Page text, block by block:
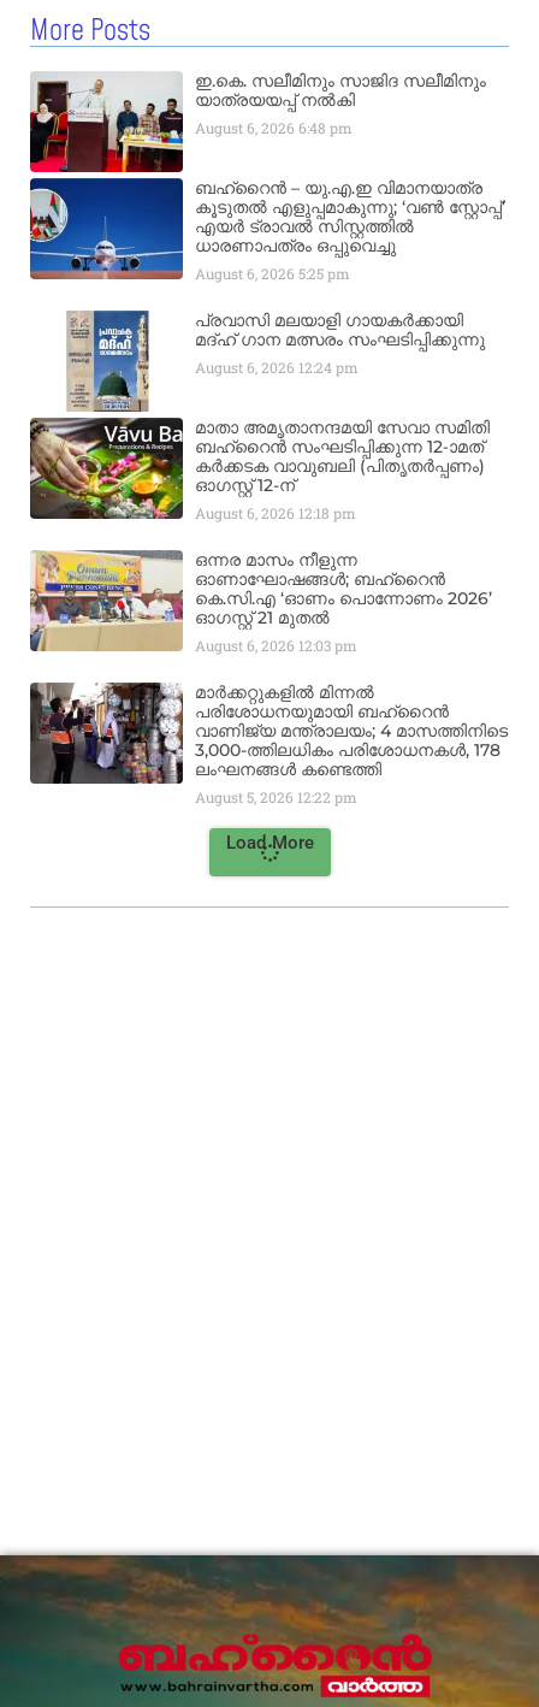
More Posts
ഇ.കെ. സലീമിനും സാജിദ സലീമിനും
യാത്രയയപ്പ് നൽകി
August 6, 20266:48 pm
ബഹ്‌റൈൻ – യു.എ.ഇ വിമാനയാത്ര
കൂടുതൽ എളുപ്പമാകുന്നു; ‘വൺ സ്റ്റോപ്പ്’
എയർ ട്രാവൽ സിസ്റ്റത്തിൽ
ധാരണാപത്രം ഒപ്പുവെച്ചു
August 6, 20265:25 pm
പ്രവാസി മലയാളി ഗായകർക്കായി
മദ്ഹ് ഗാന മത്സരം സംഘടിപ്പിക്കുന്നു
August 6, 2026 12:24 pm
മാതാ അമൃതാനന്ദമയി സേവാ സമിതി
ബഹ്‌റൈൻ സംഘടിപ്പിക്കുന്ന 12-ാമത്
കർക്കടക വാവുബലി (പിതൃതർപ്പണം)
ഓഗസ്റ്റ് 12-ന്
August 6, 2026 12:18 pm
ഒന്നര മാസം നീളുന്ന
ഓണാഘോഷങ്ങൾ; ബഹ്‌റൈൻ
കെ.സി.എ ‘ഓണം പൊന്നോണം 2026’
ഓഗസ്റ്റ് 21 മുതൽ
August 6, 2026 12:03 pm
മാർക്കറ്റുകളിൽ മിന്നൽ
പരിശോധനയുമായി ബഹ്‌റൈൻ
വാണിജ്യ മന്ത്രാലയം; 4 മാസത്തിനിടെ
3,000-ത്തിലധികം പരിശോധനകൾ, 178
ലംഘനങ്ങൾ കണ്ടെത്തി
August 5, 2026 12:22 pm
Load More